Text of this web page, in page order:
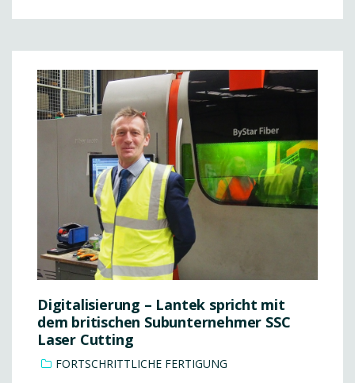
Digitalisierung – Lantek spricht mit
dem britischen Subunternehmer SSC
Laser Cutting
FORTSCHRITTLICHE FERTIGUNG